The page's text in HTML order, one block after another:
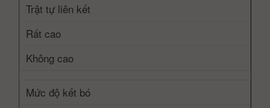
Trật tự liên kết
Rất cao
Không cao
Mức độ kết bó